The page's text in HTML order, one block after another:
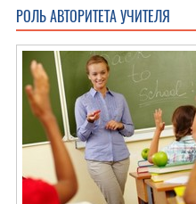
РОЛЬ АВТОРИТЕТА УЧИТЕЛЯ